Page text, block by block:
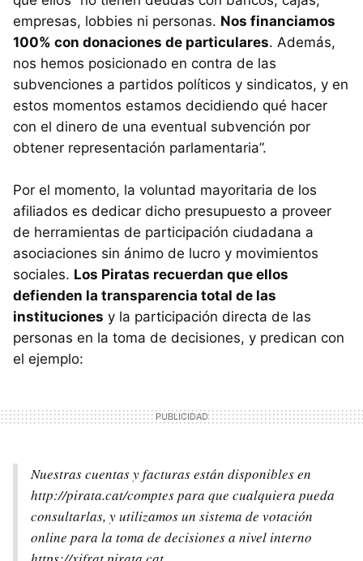
empresas, lobbies ni personas. Nos financiamos
100% con donaciones de particulares. Además,
nos hemos posicionado en contra de las
subvenciones a partidos políticos y sindicatos, y en
estos momentos estamos decidiendo qué hacer
con el dinero de una eventual subvención por
obtener representación parlamentaria”.
Por el momento, la voluntad mayoritaria de los
afiliados es dedicar dicho presupuesto a proveer
de herramientas de participación ciudadana a
asociaciones sin ánimo de lucro y movimientos
sociales. Los Piratas recuerdan que ellos
defienden la transparencia total de las
instituciones y la participación directa de las
personas en la toma de decisiones, y predican con
el ejemplo:
Nuestras cuentas y facturas están disponibles en
http://pirata.cat/comptes para que cualquiera pueda
consultarlas, y utilizamos un sistema de votación
online para la toma de decisiones a nivel interno